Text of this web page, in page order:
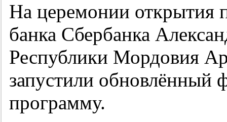
На церемонии открытия
банка Сбербанка
Республики Мордовия
запустили обновлённый
программу.